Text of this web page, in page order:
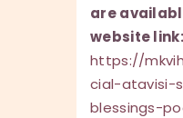
are
website link:
https://
cial-atavisi-
blessings-